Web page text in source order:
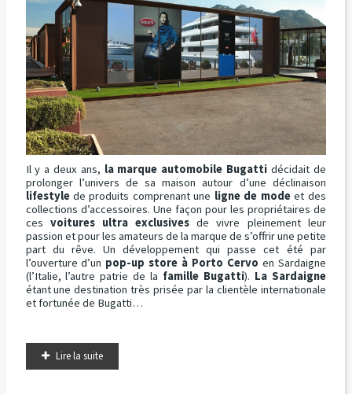
Il y a deux ans, la marque automobile Bugatti décidait de
prolonger l’univers de sa maison autour d’une déclinaison
lifestylede produits comprenant une ligne de modeet des
collections d’accessoires. Une façon pour les propriétaires de
ces voitures ultra exclusives de vivre pleinement leur
passion et pour les amateurs de la marque de s’offrir une petite
part du rêve. Un développement qui passe cet été par
l’ouverture d’un pop-up store à Porto Cervo en Sardaigne
(l’Italie, l’autre patrie de la famille Bugatti). La Sardaigne
étant une destination très prisée par la clientèle internationale
et fortunée de Bugatti…
Lire la suite